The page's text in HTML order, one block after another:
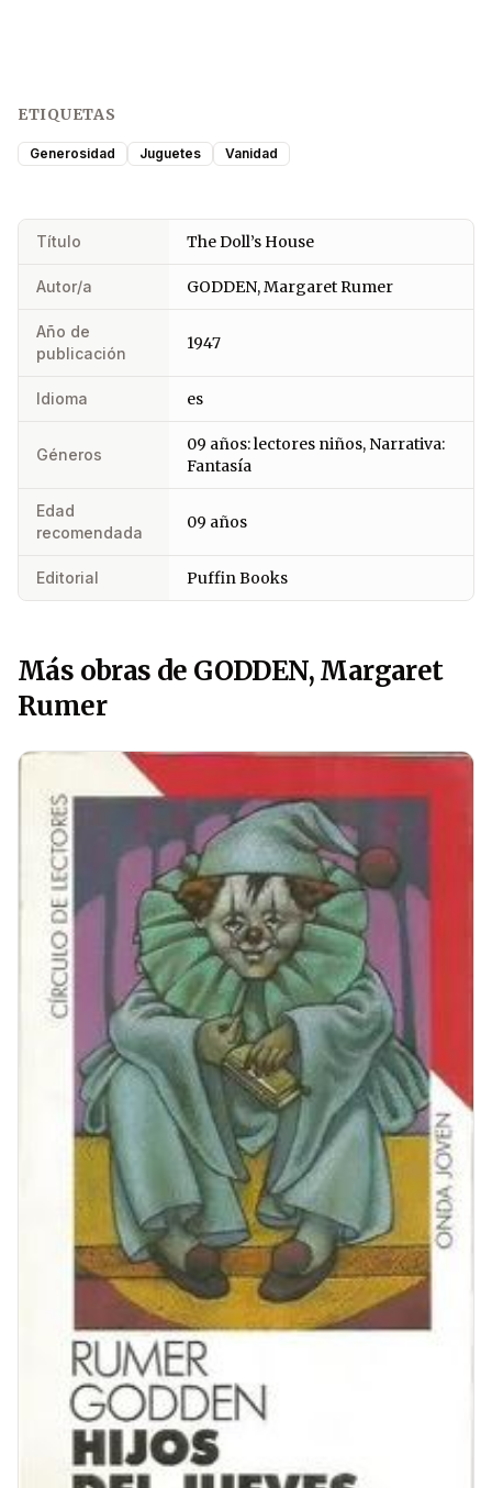
ETIQUETAS
Generosidad Juguetes Vanidad
Título The Doll’s House
Autor/a GODDEN, Margaret Rumer
Año de
publicación
1947
Idioma es
Géneros
09 años: lectores niños, Narrativa:
Fantasía
Edad
recomendada
09 años
Editorial Puffin Books
Más obras de GODDEN, Margaret
Rumer